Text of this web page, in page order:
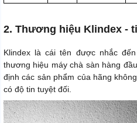
2. Thương hiệu Klindex -
Klindex là cái tên được nhắc
thương hiệu máy chà sàn hàng
định các sản phẩm của hãng
có độ tin tuyệt đối.